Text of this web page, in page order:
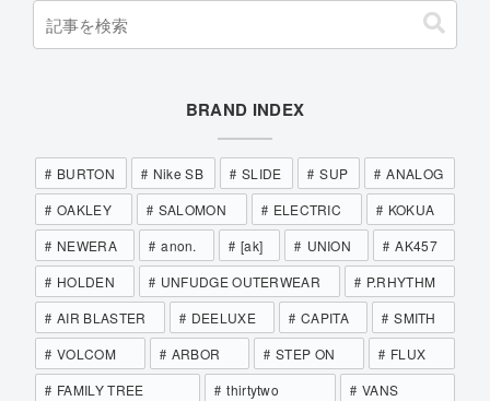
BRAND INDEX
BURTON Nike SB SLIDE SUP
ANALOG
OAKLEY
SALOMON ELECTRIC
KOKUA
NEWERA
anon. [ak] UNION
AK457
HOLDEN
UNFUDGE OUTERWEAR
P.RHYTHM
AIR BLASTER
DEELUXE CAPITA
SMITH
VOLCOM
ARBOR STEP ON
FLUX
FAMILY TREE
thirtytwo
VANS